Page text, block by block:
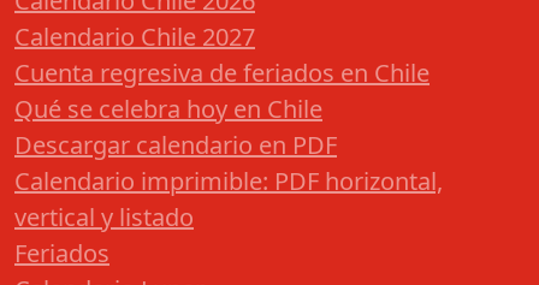
Calendario Chile 2027
Cuenta regresiva de feriados en Chile
Qué se celebra hoy en Chile
Descargar calendario en PDF
Calendario imprimible: PDF horizontal,
vertical y listado
Feriados